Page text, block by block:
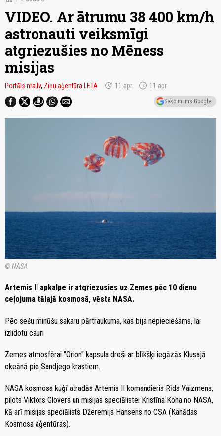
VIDEO. Ar ātrumu 38 400 km/h
astronauti veiksmīgi
atgriezušies no Mēness
misijas
Portāls nra.lv, Ziņu aģentūra LETA update 11.apr schedule 11.apr
Seko mums Google
© NASA
Artemis II apkalpe ir atgriezusies uz Zemes pēc 10 dienu
ceļojuma tālajā kosmosā, vēsta NASA.
Pēc sešu minūšu sakaru pārtraukuma, kas bija nepieciešams, lai
izlidotu cauri
Zemes atmosfērai "Orion" kapsula droši ar blīkšķi iegāzās Klusajā
okeānā pie Sandjego krastiem.
NASA kosmosa kuģī atradās Artemis II komandieris Rīds Vaizmens,
pilots Viktors Glovers un misijas speciālistei Kristīna Koha no NASA,
kā arī misijas speciālists Džeremijs Hansens no CSA (Kanādas
Kosmosa aģentūras).